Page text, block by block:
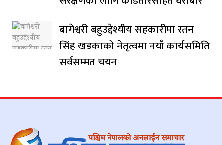
बागेश्वरी बहुउद्देश्यीय सहकारीमा रतन
सिंह खडकाको नेतृत्वमा नयाँ कार्यसमिति
सर्वसम्मत चयन